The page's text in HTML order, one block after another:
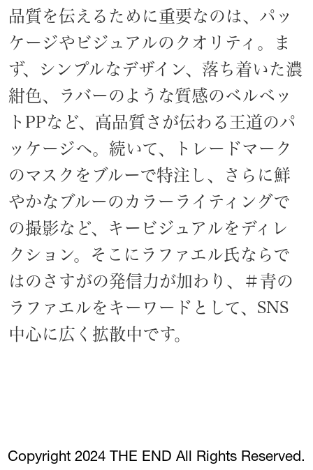
品質を伝えるために重要なのは、パッ
ケージやビジュアルのクオリティ。ま
ず、シンプルなデザイン、落ち着いた濃
紺色、ラバーのような質感のベルベッ
トPPなど、高品質さが伝わる王道のパ
ッケージへ。続いて、トレードマーク
のマスクをブルーで特注し、さらに鮮
やかなブルーのカラーライティングで
の撮影など、キービジュアルをディレ
クション。そこにラファエル氏ならで
はのさすがの発信力が加わり、＃青の
ラファエルをキーワードとして、SNS
中心に広く拡散中です。
Copyright 2024 THE END All Rights Reserved.